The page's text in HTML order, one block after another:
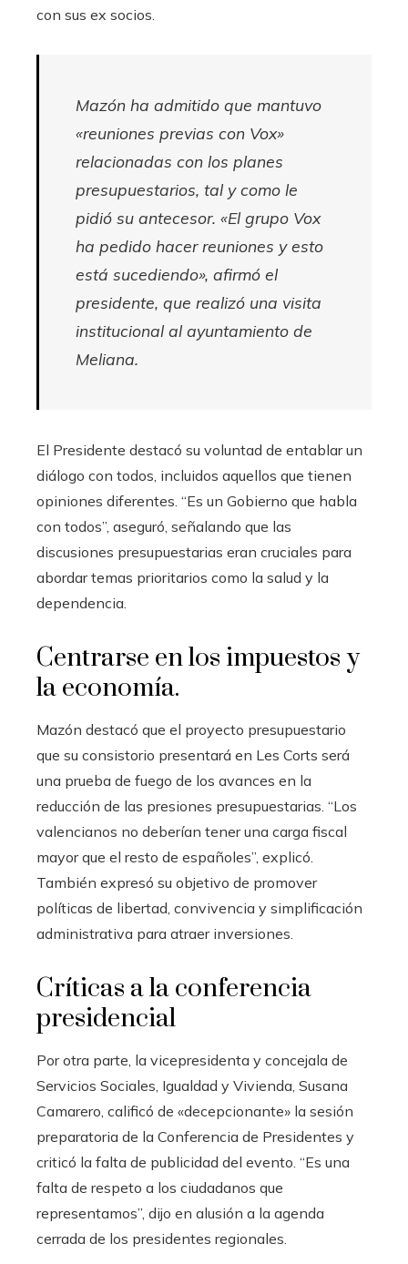
con sus ex socios.
Mazón ha admitido que mantuvo
«reuniones previas con Vox»
relacionadas con los planes
presupuestarios, tal y como le
pidió su antecesor. «El grupo Vox
ha pedido hacer reuniones y esto
está sucediendo», afirmó el
presidente, que realizó una visita
institucional al ayuntamiento de
Meliana.
El Presidente destacó su voluntad de entablar un
diálogo con todos, incluidos aquellos que tienen
opiniones diferentes. “Es un Gobierno que habla
con todos”, aseguró, señalando que las
discusiones presupuestarias eran cruciales para
abordar temas prioritarios como la salud y la
dependencia.
Centrarse en los impuestos y
la economía.
Mazón destacó que el proyecto presupuestario
que su consistorio presentará en Les Corts será
una prueba de fuego de los avances en la
reducción de las presiones presupuestarias. “Los
valencianos no deberían tener una carga fiscal
mayor que el resto de españoles”, explicó.
También expresó su objetivo de promover
políticas de libertad, convivencia y simplificación
administrativa para atraer inversiones.
Críticas a la conferencia
presidencial
Por otra parte, la vicepresidenta y concejala de
Servicios Sociales, Igualdad y Vivienda, Susana
Camarero, calificó de «decepcionante» la sesión
preparatoria de la Conferencia de Presidentes y
criticó la falta de publicidad del evento. “Es una
falta de respeto a los ciudadanos que
representamos”, dijo en alusión a la agenda
cerrada de los presidentes regionales.